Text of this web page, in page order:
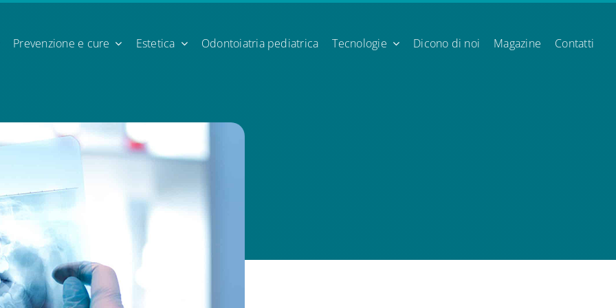
Prevenzione e cure Estetica Odontoiatria pediatrica Tecnologie Dicono di noi Magazine Contatti